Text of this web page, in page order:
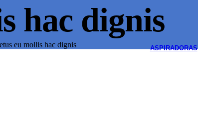
ASPIRADORAS
hac dignis
eu mollis hac dignis